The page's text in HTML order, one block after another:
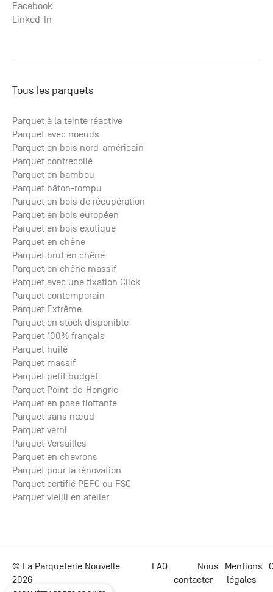
Facebook
Linked-In
Tous les parquets
Parquet à la teinte réactive
Parquet avec noeuds
Parquet en bois nord-américain
Parquet contrecollé
Parquet en bambou
Parquet bâton-rompu
Parquet en bois de récupération
Parquet en bois européen
Parquet en bois exotique
Parquet en chêne
Parquet brut en chêne
Parquet en chêne massif
Parquet avec une fixation Click
Parquet contemporain
Parquet Extrême
Parquet en stock disponible
Parquet 100% français
Parquet huilé
Parquet massif
Parquet petit budget
Parquet Point-de-Hongrie
Parquet en pose flottante
Parquet sans nœud
Parquet verni
Parquet Versailles
Parquet en chevrons
Parquet pour la rénovation
Parquet certifié PEFC ou FSC
Parquet vieilli en atelier
© La Parqueterie Nouvelle
2026
FAQ
Nous
contacter
Mentions
légales